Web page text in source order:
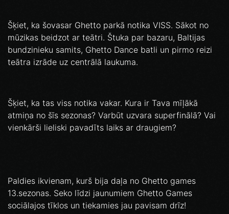
Šķiet, ka šovasar Ghetto parkā notika VISS. Sākot no
mūzikas beidzot ar teātri. Štuka par bazaru, Baltijas
bundzinieku samits, Ghetto Dance batli un pirmo reizi
teātra izrāde uz centrālā laukuma.
Šķiet, ka tas viss notika vakar. Kura ir Tava mīļākā
atmiņa no šīs sezonas? Varbūt uzvara superfinālā? Vai
vienkārši lieliski pavadīts laiks ar draugiem?
Paldies ikvienam, kurš bija daļa no Ghetto games
13.sezonas. Seko līdzi jaunumiem Ghetto Games
sociālajos tīklos un tiekamies jau pavisam drīz!